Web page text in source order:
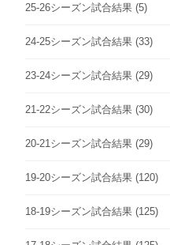
25-26シーズン試合結果 (5)
24-25シーズン試合結果 (33)
23-24シーズン試合結果 (29)
21-22シーズン試合結果 (30)
20-21シーズン試合結果 (29)
19-20シーズン試合結果 (120)
18-19シーズン試合結果 (125)